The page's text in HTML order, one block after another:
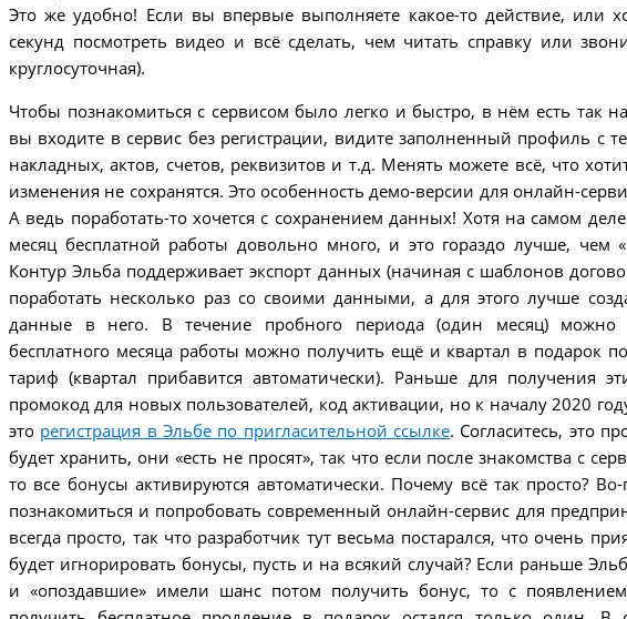
Это же удобно! Если вы впервые выполняете какое-то действие, или
секунд посмотреть видео и всё сделать, чем читать справку или
круглосуточная).
Чтобы познакомиться с сервисом было легко и быстро, в нём есть так
вы входите в сервис без регистрации, видите заполненный профиль с
накладных, актов, счетов, реквизитов и т.д. Менять можете всё, что
изменения не сохранятся. Это особенность демо-версии для онлайн-
А ведь поработать-то хочется с сохранением данных! Хотя на самом
месяц бесплатной работы довольно много, и это гораздо лучше, чем
Контур Эльба поддерживает экспорт данных (начиная с шаблонов
поработать несколько раз со своими данными, а для этого лучше
данные в него. В течение пробного периода (один месяц) можно
бесплатного месяца работы можно получить ещё и квартал в подарок
тариф (квартал прибавится автоматически). Раньше для получения
промокод для новых пользователей, код активации, но к началу 2020
это регистрация в Эльбе по пригласительной ссылке. Согласитесь, это
будет хранить, они «есть не просят», так что если после знакомства с
то все бонусы активируются автоматически. Почему всё так просто?
познакомиться и попробовать современный онлайн-сервис для
всегда просто, так что разработчик тут весьма постарался, что очень
будет игнорировать бонусы, пусть и на всякий случай? Если раньше
и «опоздавшие» имели шанс потом получить бонус, то с